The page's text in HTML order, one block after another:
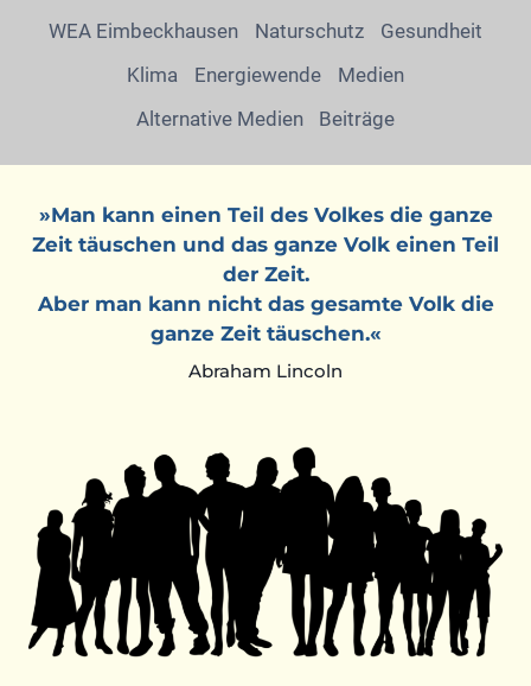
WEA Eimbeckhausen
Naturschutz
Gesundheit
Klima
Energiewende
Medien
Alternative Medien
Beiträge
»Man kann einen Teil des Volkes die ganze
Zeit täuschen und das ganze Volk einen Teil
der Zeit.
Aber man kann nicht das gesamte Volk die
ganze Zeit täuschen.«
Abraham Lincoln